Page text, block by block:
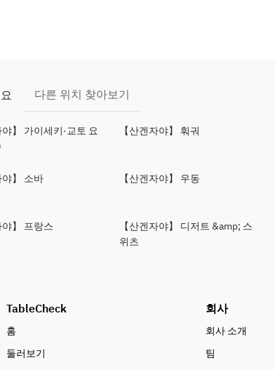
다른 위치 찾아보기
야】 가이세키·교토 요
【산겐자야】 훠궈
야】 소바 【산겐자야】 우동
야】 프랑스
【산겐자야】 디저트 &amp; 스
위츠
TableCheck
홈
둘러보기
회사
회사 소개
팀